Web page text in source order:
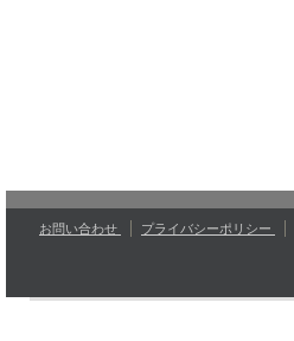
お問い合わせ プライバシーポリシー